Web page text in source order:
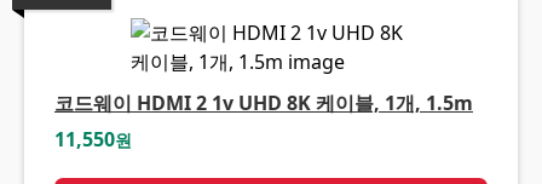
코드웨이 HDMI 2 1v UHD 8K 케이블, 1개, 1.5m
11,550원